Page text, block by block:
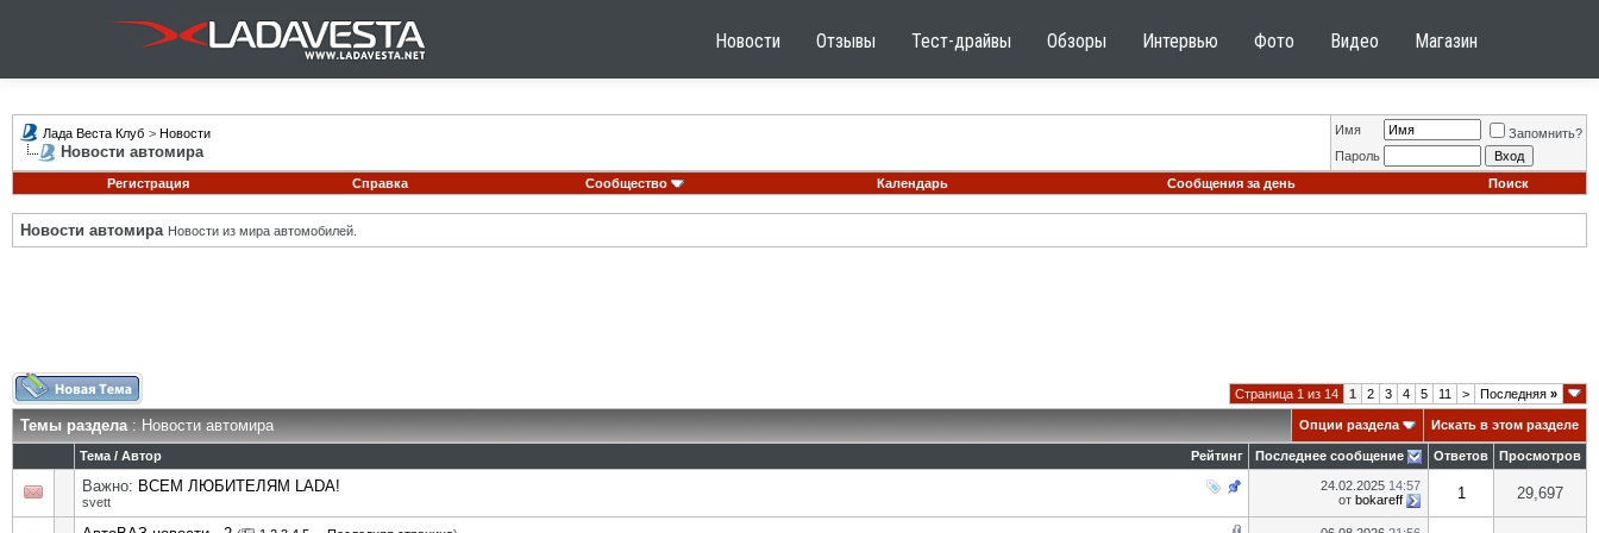
Новости Отзывы Тест-драйвы Обзоры Интервью Фото Видео Магазин
Лада Веста Клуб > Новости
Новости автомира
Имя
Запомнить?
Пароль
Регистрация
Справка Сообщество Календарь Сообщения за день Поиск
Новости автомира Новости из мира автомобилей.
Страница 1 из 14 1 2 3 4 5 11 > Последняя »
Темы раздела: Новости автомира Опции раздела Искать в этом разделе
Рейтинг
Тема / Автор Последнее сообщение Ответов Просмотров
Важно: ВСЕМ ЛЮБИТЕЛЯМ LADA!
svett
24.02.2025 14:57
от bokareff 1 29,697